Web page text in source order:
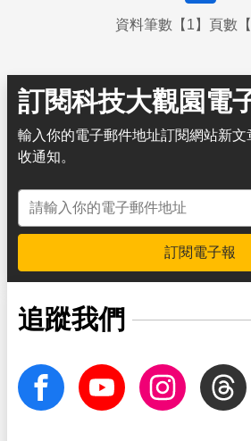
資料筆數【1】頁數【
訂閱科技大觀園電
輸入你的電子郵件地址訂閱網站新
收通知。
電子郵件地址
訂閱電子報
追蹤我們
facebook Youtube InstagramThreads